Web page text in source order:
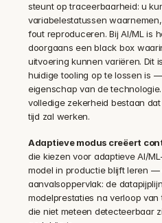
steunt op traceerbaarheid: u
variabelestatussen
fout reproduceren. Bij AI/ML is
doorgaans een black box
uitvoering kunnen variëren. Dit
huidige tooling op te lossen is
eigenschap van de
volledige zekerheid bestaan
tijd zal werken.
Adaptieve modus creëert
die kiezen voor adaptieve AI/
model in productie blijft leren —
aanvalsoppervlak: de
modelprestaties na verloop
die niet meteen detecteerbaar